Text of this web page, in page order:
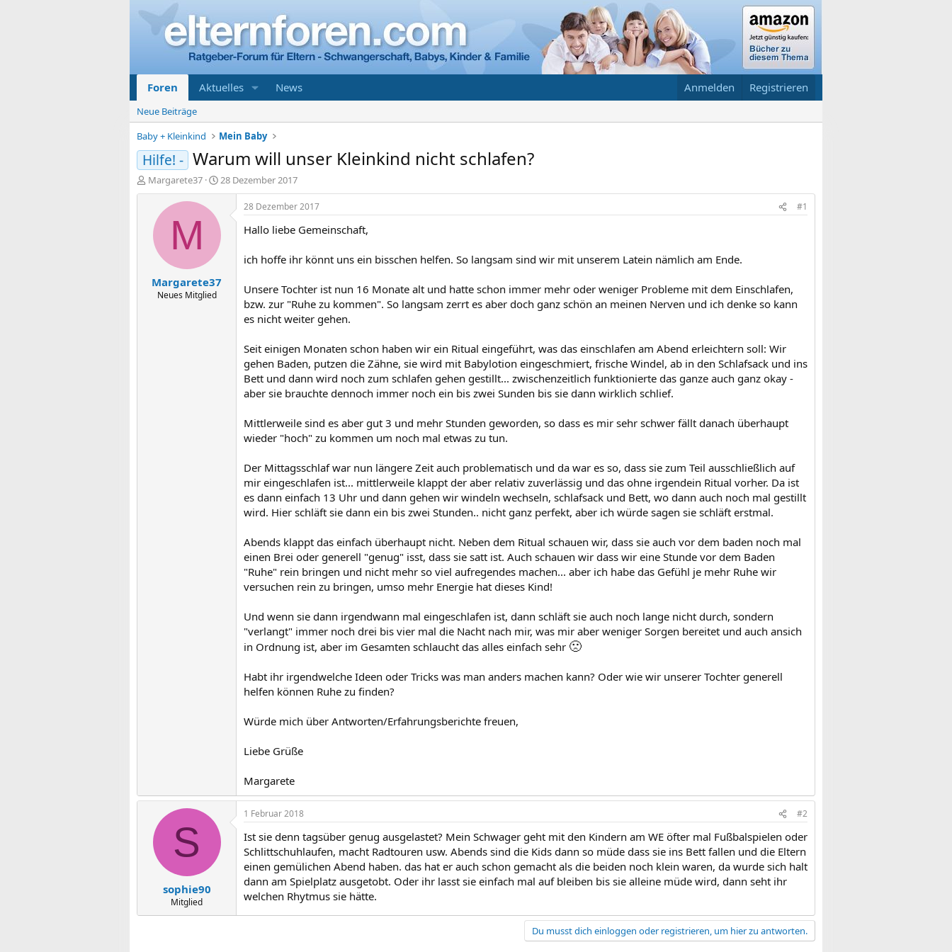
Foren Aktuelles News Anmelden Registrieren
Neue Beiträge
Baby + Kleinkind
Mein Baby
Hilfe! - Warum will unser Kleinkind nicht schlafen?
E
r
Margarete37
E
r
e
l
a
28 Dezember 2017
M
Margarete37
Neues Mitglied
28 Dezember 2017 #1
Hallo liebe Gemeinschaft,
ich hoffe ihr könnt uns ein bisschen helfen. So langsam sind wir mit unserem Latein nämlich am Ende.
Unsere Tochter ist nun 16 Monate alt und hatte schon immer mehr oder weniger Probleme mit dem Einschlafen,
bzw. zur "Ruhe zu kommen". So langsam zerrt es aber doch ganz schön an meinen Nerven und ich denke so kann
es nicht weiter gehen.
Seit einigen Monaten schon haben wir ein Ritual eingeführt, was das einschlafen am Abend erleichtern soll: Wir
gehen Baden, putzen die Zähne, sie wird mit Babylotion eingeschmiert, frische Windel, ab in den Schlafsack und ins
Bett und dann wird noch zum schlafen gehen gestillt... zwischenzeitlich funktionierte das ganze auch ganz okay -
aber sie brauchte dennoch immer noch ein bis zwei Sunden bis sie dann wirklich schlief.
Mittlerweile sind es aber gut 3 und mehr Stunden geworden, so dass es mir sehr schwer fällt danach überhaupt
wieder "hoch" zu kommen um noch mal etwas zu tun.
Der Mittagsschlaf war nun längere Zeit auch problematisch und da war es so, dass sie zum Teil ausschließlich auf
mir eingeschlafen ist... mittlerweile klappt der aber relativ zuverlässig und das ohne irgendein Ritual vorher. Da ist
es dann einfach 13 Uhr und dann gehen wir windeln wechseln, schlafsack und Bett, wo dann auch noch mal gestillt
wird. Hier schläft sie dann ein bis zwei Stunden.. nicht ganz perfekt, aber ich würde sagen sie schläft erstmal.
Abends klappt das einfach überhaupt nicht. Neben dem Ritual schauen wir, dass sie auch vor dem baden noch mal
einen Brei oder generell "genug" isst, dass sie satt ist. Auch schauen wir dass wir eine Stunde vor dem Baden
"Ruhe" rein bringen und nicht mehr so viel aufregendes machen... aber ich habe das Gefühl je mehr Ruhe wir
versuchen rein zu bringen, umso mehr Energie hat dieses Kind!
Und wenn sie dann irgendwann mal eingeschlafen ist, dann schläft sie auch noch lange nicht durch, sondern
"verlangt" immer noch drei bis vier mal die Nacht nach mir, was mir aber weniger Sorgen bereitet und auch ansich
in Ordnung ist, aber im Gesamten schlaucht das alles einfach sehr 🙁
Habt ihr irgendwelche Ideen oder Tricks was man anders machen kann? Oder wie wir unserer Tochter generell
helfen können Ruhe zu finden?
Würde mich über Antworten/Erfahrungsberichte freuen,
Liebe Grüße
Margarete
S
sophie90
Mitglied
1 Februar 2018 #2
Ist sie denn tagsüber genug ausgelastet? Mein Schwager geht mit den Kindern am WE öfter mal Fußbalspielen oder
Schlittschuhlaufen, macht Radtouren usw. Abends sind die Kids dann so müde dass sie ins Bett fallen und die Eltern
einen gemülichen Abend haben. das hat er auch schon gemacht als die beiden noch klein waren, da wurde sich halt
dann am Spielplatz ausgetobt. Oder ihr lasst sie einfach mal auf bleiben bis sie alleine müde wird, dann seht ihr
welchen Rhytmus sie hätte.
Du musst dich einloggen oder registrieren, um hier zu antworten.